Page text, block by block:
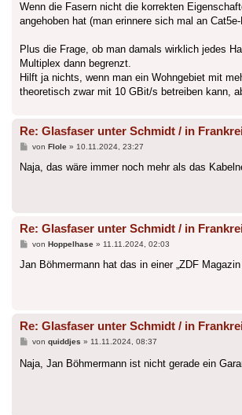
Wenn die Fasern nicht die korrekten
angehoben hat (man erinnere sich mal an
Plus die Frage, ob man damals wirklich jedes
Multiplex dann begrenzt.
Hilft ja nichts, wenn man ein Wohngebiet mit
theoretisch zwar mit 10 GBit/s betreiben kann,
Re: Glasfaser unter Schmidt / in
Beitrag
von Flole» 10.11.2024, 23:27
Naja, das wäre immer noch mehr als das
Re: Glasfaser unter Schmidt / in
Beitrag
von Hoppelhase» 11.11.2024, 02:03
Jan Böhmermann hat das in einer „ZDF
Re: Glasfaser unter Schmidt / in
Beitrag
von quiddjes » 11.11.2024, 08:37
Naja, Jan Böhmermann ist nicht gerade ein